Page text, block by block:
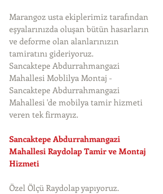
Marangoz usta ekiplerimiz tarafından
eşyalarınızda oluşan bütün hasarların
ve deforme olan alanlarınızın
tamiratını gideriyoruz.
Sancaktepe Abdurrahmangazi
Mahallesi Moblilya Montaj -
Sancaktepe Abdurrahmangazi
Mahallesi 'de mobilya tamir hizmeti
veren tek firmayız.
Sancaktepe Abdurrahmangazi
Mahallesi Raydolap Tamir ve Montaj
Hizmeti
Özel Ölçü Raydolap yapıyoruz.